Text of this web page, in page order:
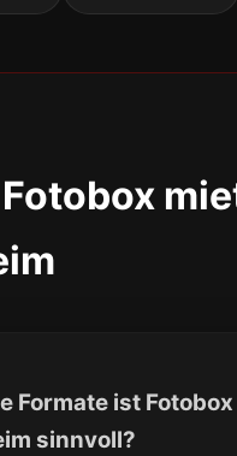
Fotobox
Formate ist
sinnvoll?